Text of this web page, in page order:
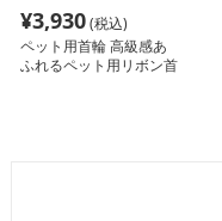
¥3,930(税込)
ペット用首輪 高級感あ
ふれるペット用リボン首